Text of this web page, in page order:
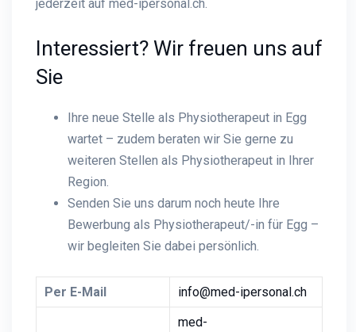
jederzeit auf med-ipersonal.ch.
Interessiert? Wir freuen uns auf
Sie
Ihre neue Stelle als Physiotherapeut in Egg
wartet – zudem beraten wir Sie gerne zu
weiteren Stellen als Physiotherapeut in Ihrer
Region.
Senden Sie uns darum noch heute Ihre
Bewerbung als Physiotherapeut/-in für Egg –
wir begleiten Sie dabei persönlich.
Per E-Mail info@med-ipersonal.ch
med-